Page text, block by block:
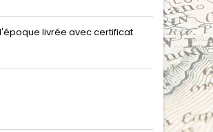
livrée avec certificat